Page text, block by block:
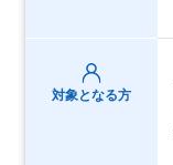
対象となる方